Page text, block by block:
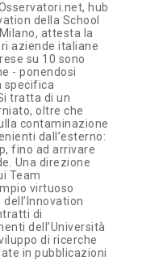
hub
della School
attesta la
aziende italiane
su 10 sono
- ponendosi
specifica
tratta di un
oltre che
contaminazione
dall’esterno:
fino ad arrivare
Una direzione
Team
virtuoso
di
dell’Università
di ricerche
in pubblicazioni